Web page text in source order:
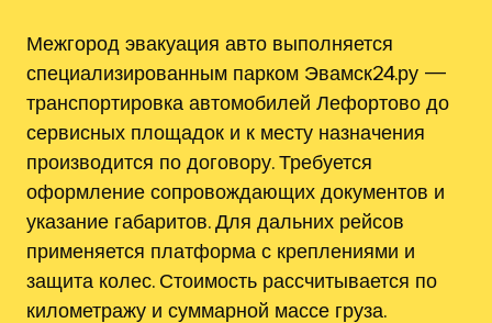
Межгород эвакуация авто выполняется
специализированным парком Эвамск24.ру —
транспортировка автомобилей Лефортово до
сервисных площадок и к месту назначения
производится по договору. Требуется
оформление сопровождающих документов и
указание габаритов. Для дальних рейсов
применяется платформа с креплениями и
защита колес. Стоимость рассчитывается по
километражу и суммарной массе груза.